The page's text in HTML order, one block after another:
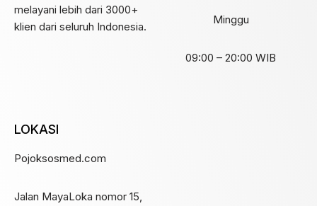
melayani lebih dari 3000+
klien dari seluruh Indonesia.
Minggu
09:00 – 20:00 WIB
LOKASI
Pojoksosmed.com
Jalan MayaLoka nomor 15,